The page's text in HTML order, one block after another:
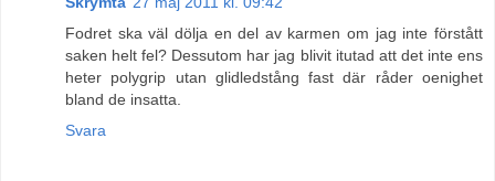
Fodret ska väl dölja en del av karmen om jag inte förstått
saken helt fel? Dessutom har jag blivit itutad att det inte ens
heter polygrip utan glidledstång fast där råder oenighet
bland de insatta.
Svara